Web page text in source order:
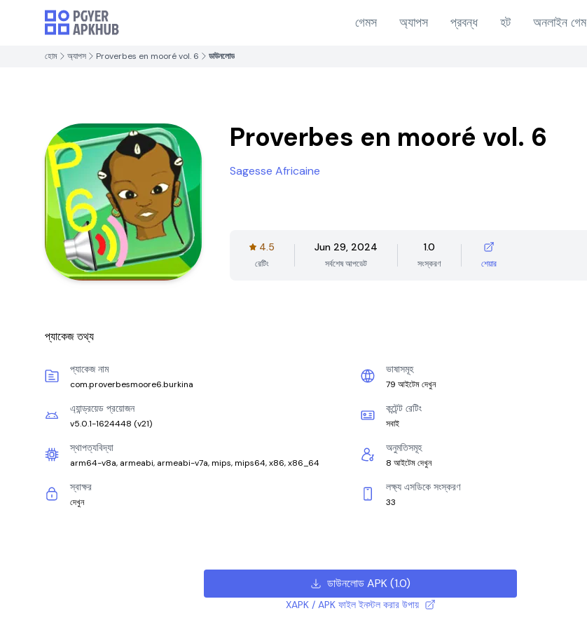
গেমস অ্যাপস প্রবন্ধ হট অনলাইন গেম
হোম অ্যাপস Proverbes en mooré vol. 6 ডাউনলোড
Proverbes en mooré vol. 6
Sagesse Africaine
4.5
রেটিং
Jun 29, 2024
সর্বশেষ আপডেট
1.0
সংস্করণ শেয়ার
প্যাকেজ তথ্য
প্যাকেজ নাম
com.proverbesmoore6.burkina
ভাষাসমূহ
79 আইটেম দেখুন
এ্যান্ড্রয়েড প্রয়োজন
v5.0.1-1624448 (v21)
কন্টেন্ট রেটিং
সবাই
স্থাপত্যবিদ্যা
arm64-v8a, armeabi, armeabi-v7a, mips, mips64, x86, x86_64
অনুমতিসমূহ
8 আইটেম দেখুন
স্বাক্ষর
দেখুন
লক্ষ্য এসডিকে সংস্করণ
33
ডাউনলোড APK(1.0)
XAPK / APK ফাইল ইনস্টল করার উপায়